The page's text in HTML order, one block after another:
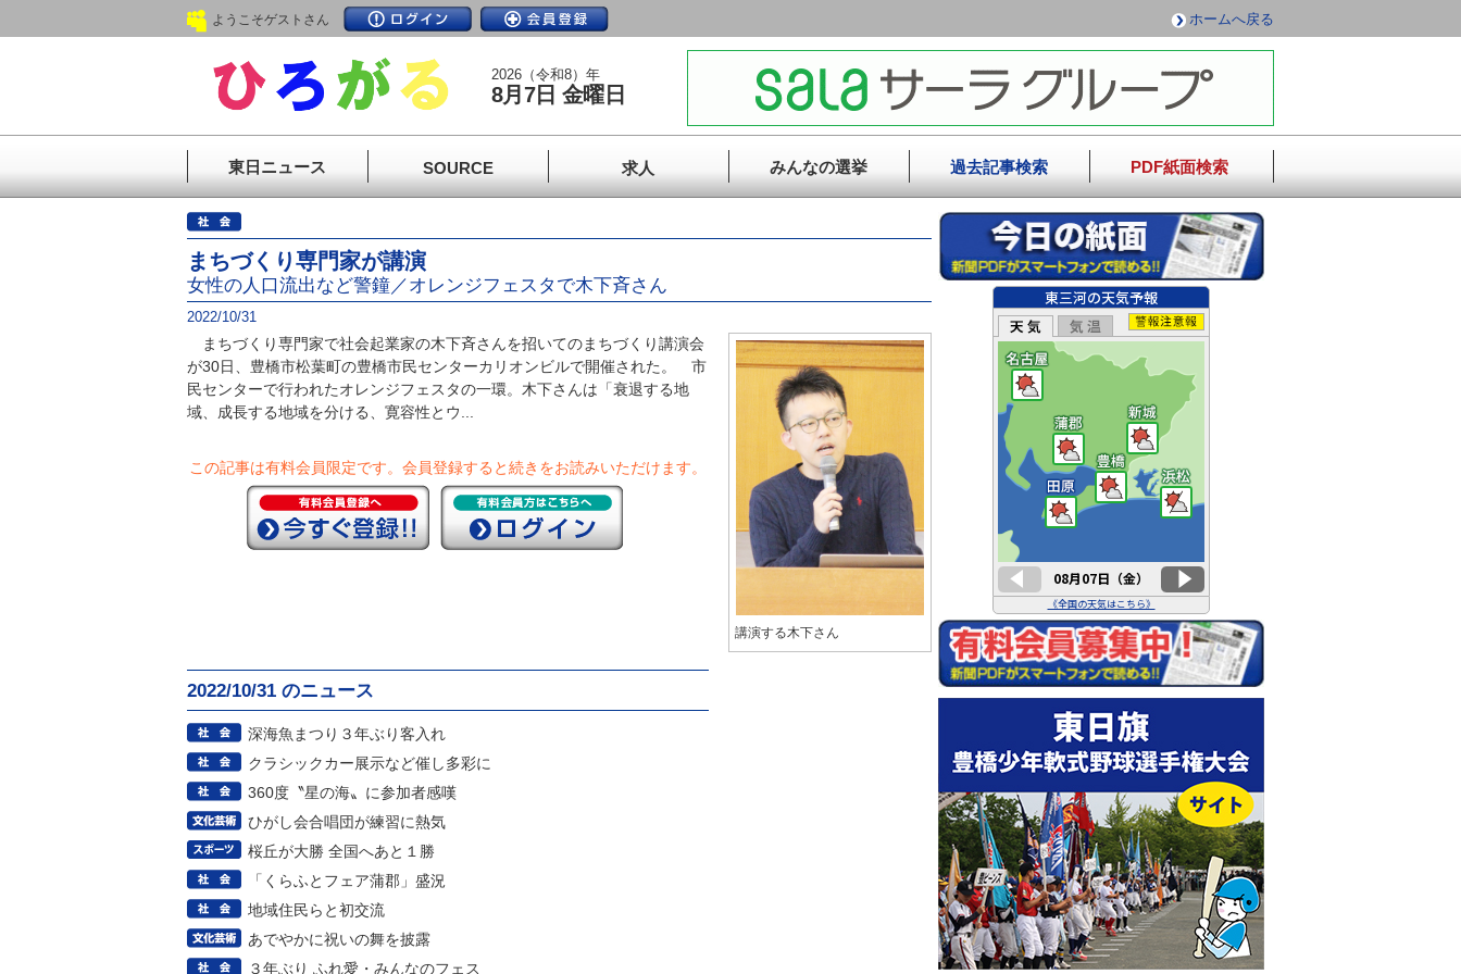
ようこそゲストさん ホームへ戻る
2026（令和8）年
8月7日 金曜日
東日ニュース SOURCE 求人 みんなの選挙 過去記事検索 PDF紙面検索
まちづくり専門家が講演
女性の人口流出など警鐘／オレンジフェスタで木下斉さん
2022/10/31
まちづくり専門家で社会起業家の木下斉さんを招いてのまちづくり講演会
が30日、豊橋市松葉町の豊橋市民センターカリオンビルで開催された。 市
民センターで行われたオレンジフェスタの一環。木下さんは「衰退する地
域、成長する地域を分ける、寛容性とウ...
この記事は有料会員限定です。 会員登録すると続きをお読みいただけます。
2022/10/31 のニュース
深海魚まつり３年ぶり客入れ
クラシックカー展示など催し多彩に
360度〝星の海〟に参加者感嘆
ひがし会合唱団が練習に熱気
桜丘が大勝 全国へあと１勝
「くらふとフェア蒲郡」盛況
地域住民らと初交流
あでやかに祝いの舞を披露
３年ぶり ふれ愛・みんなのフェス
講演する木下さん